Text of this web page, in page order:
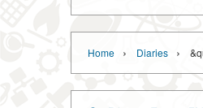
Home › Diaries ›